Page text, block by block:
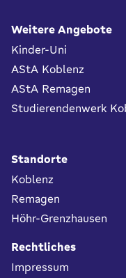
Fußbereich
Weitere Angebote
Kinder-Uni
AStA Koblenz
AStA Remagen
Studierendenwerk
Standorte
Koblenz
Remagen
Höhr-Grenzhausen
Rechtliches
Impressum